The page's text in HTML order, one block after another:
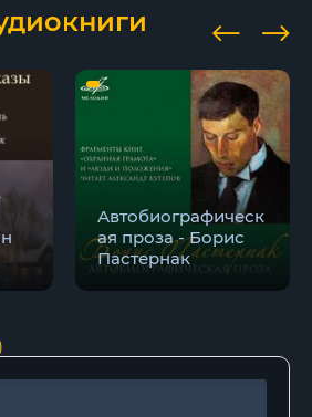
Автобиографическ
ая проза - Борис
Пастернак